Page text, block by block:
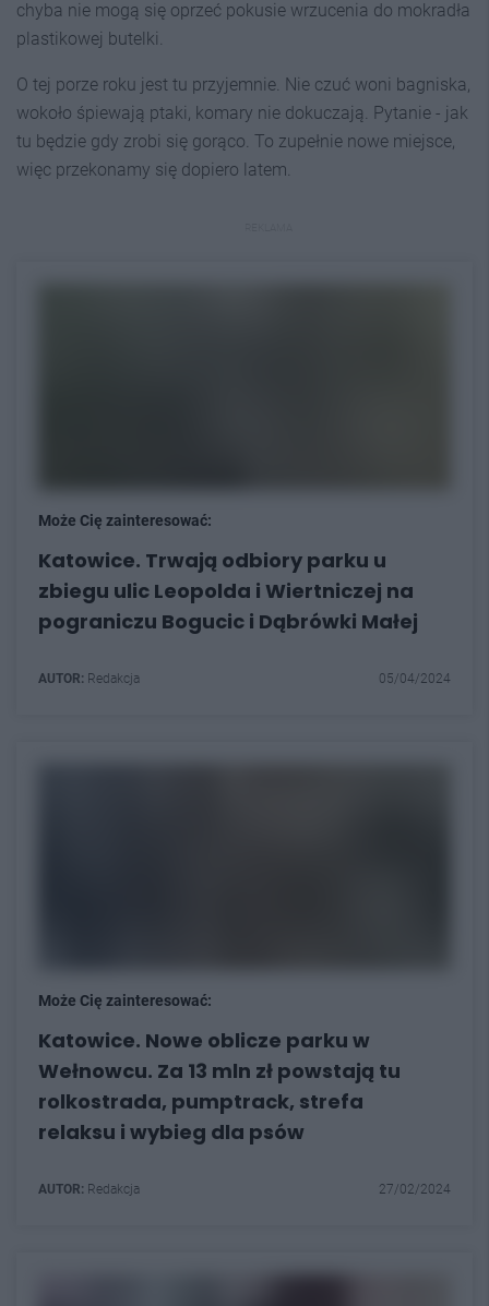
chyba nie mogą się oprzeć pokusie wrzucenia do mokradła
plastikowej butelki.
O tej porze roku jest tu przyjemnie. Nie czuć woni bagniska,
wokoło śpiewają ptaki, komary nie dokuczają. Pytanie - jak
tu będzie gdy zrobi się gorąco. To zupełnie nowe miejsce,
więc przekonamy się dopiero latem.
Może Cię zainteresować:
Katowice. Trwają odbiory parku u
zbiegu ulic Leopolda i Wiertniczej na
pograniczu Bogucic i Dąbrówki Małej
AUTOR: Redakcja 05/04/2024
Może Cię zainteresować:
Katowice. Nowe oblicze parku w
Wełnowcu. Za 13 mln zł powstają tu
rolkostrada, pumptrack, strefa
relaksu i wybieg dla psów
AUTOR: Redakcja 27/02/2024